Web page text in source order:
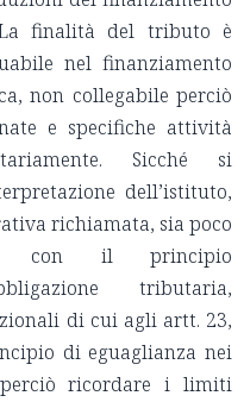
finalità del tributo è
nel finanziamento
non collegabile perciò
e specifiche attività
Sicché si
dell’istituto,
richiamata, sia poco
con il principio
tributaria,
di cui agli artt. 23,
di eguaglianza nei
ricordare i limiti